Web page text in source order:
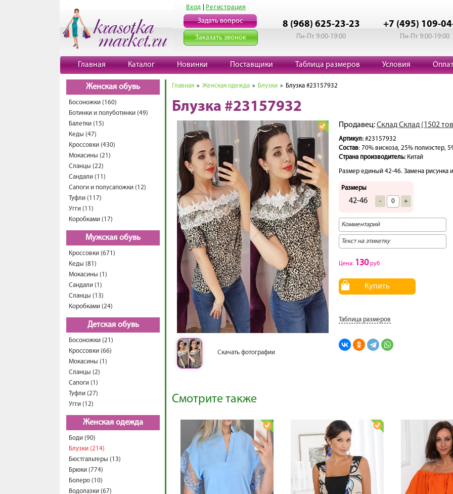
Вход Регистрация
Задать вопрос
Заказать звонок
8 (968) 625-23-23
Пн-Пт 9:00-19:00
+7 (495) 109-
Пн-Пт 9:00-19:00
Главная Каталог Новинки Поставщики Таблица размеров Условия
Женская обувь
Босоножки (160)
Ботинки и полуботинки (49)
Балетки (15)
Кеды (47)
Кроссовки (430)
Мокасины (21)
Сланцы (22)
Сандали (11)
Сапоги и полусапожки (12)
Туфли (117)
Угги (11)
Коробками (17)
Мужская обувь
Кроссовки (671)
Кеды (81)
Мокасины (1)
Сандали (1)
Сланцы (13)
Коробками (24)
Детская обувь
Босоножки (21)
Кроссовки (66)
Мокасины (1)
Сланцы (2)
Сапоги (1)
Туфли (27)
Угги (12)
Женская одежда
Боди (90)
Блузки (214)
Бюстгальтеры (13)
Брюки (774)
Болеро (10)
Водолазки (67)
Главная » Женская одежда » Блузки » Блузка #23157932
Блузка #23157932
Скачать фотографии
Продавец:Склад Склад (1502
Артикул: #23157932
Состав: 70% вискоза, 25% полиэстер,
Страна производитель: Китай
Размер единый 42-46. Замена рисунка
Размеры
42-46 - +
Цена: 130руб
Купить
Таблица размеров
Смотрите также